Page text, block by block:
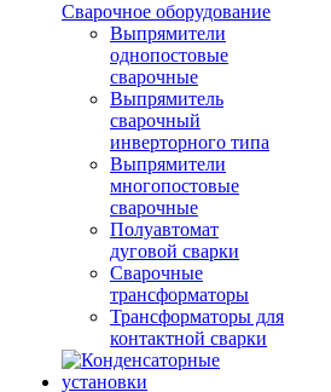
Сварочное оборудование
Выпрямители
однопостовые
сварочные
Выпрямитель
сварочный
инверторного типа
Выпрямители
многопостовые
сварочные
Полуавтомат
дуговой сварки
Сварочные
трансформаторы
Трансформаторы для
контактной сварки